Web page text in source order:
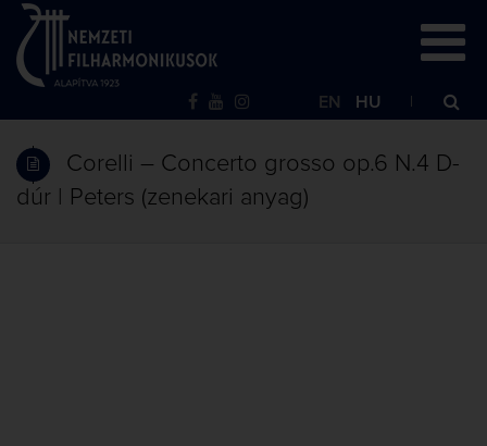
EN HU
Corelli – Concerto grosso op.6 N.4 D-
dúr | Peters (zenekari anyag)